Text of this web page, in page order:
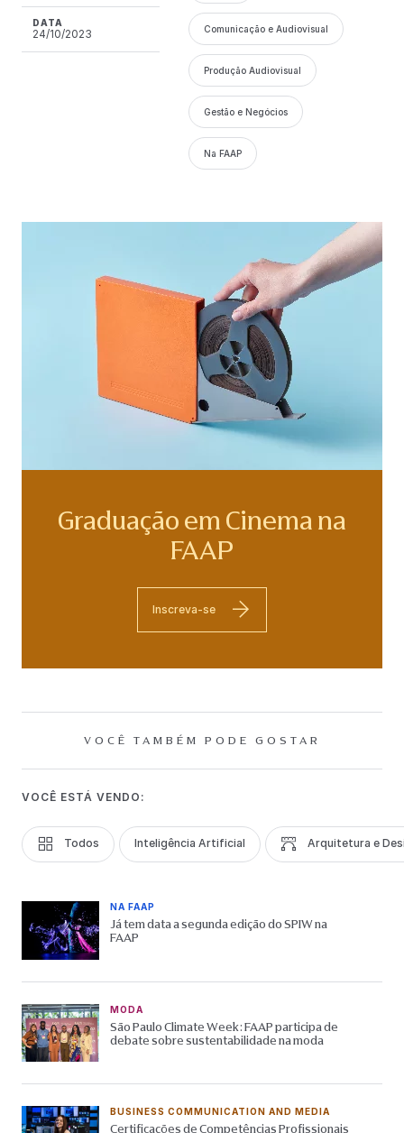
DATA
24/10/2023 Comunicação e Audiovisual
Produção Audiovisual
Gestão e Negócios
Na FAAP
Graduação em Cinema na
FAAP
Inscreva-se
VOCÊ TAMBÉM PODE GOSTAR
VOCÊ ESTÁ VENDO:
Todos Inteligência Artificial Arquitetura e
NA FAAP
Já tem data a segunda edição do SPIW na
FAAP
MODA
São Paulo Climate Week: FAAP participa de
debate sobre sustentabilidade na moda
BUSINESS COMMUNICATION AND MEDIA
Certificações de Competências Profissionais